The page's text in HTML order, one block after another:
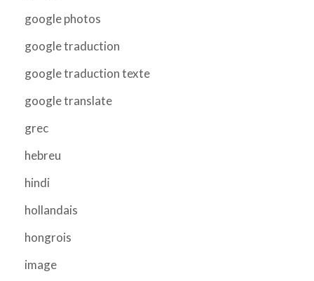
google photos
google traduction
google traduction texte
google translate
grec
hebreu
hindi
hollandais
hongrois
image